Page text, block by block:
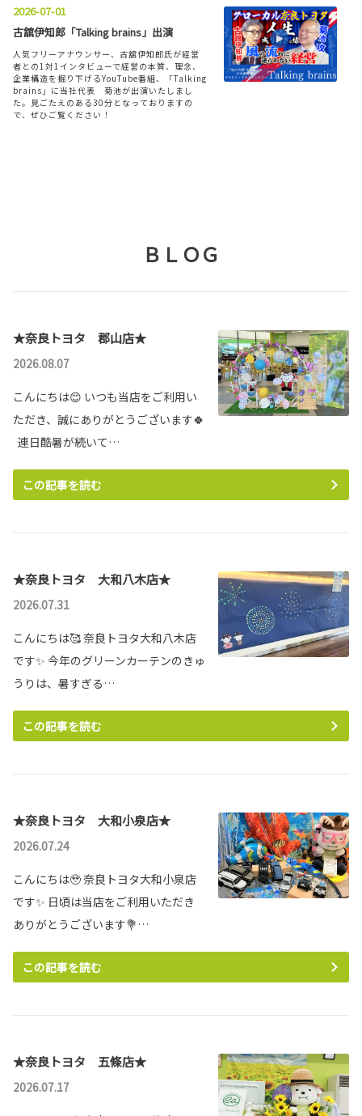
詳しくはこちら
2026-07-06
アクア一部改良、GR SPORTグレード追
加
カローラ クロスを一部改良、特別仕様車
プリウスを一部改良
米国生産のハイランダー発売
2026-06-18
ハイエースを一部改良
詳しくはこちら
2026-06-03
2026-06-03
2026-07-01
古舘伊知郎「Talking brains」出演
人気フリーアナウンサー、古舘伊知郎氏が経営
者との1対1インタビューで経営の本質、理念、
企業構造を掘り下げるYouTube番組、「Talking
brains」に当社代表 菊池が出演いたしまし
た。見ごたえのある30分となっておりますの
で、ぜひご覧ください！
経営者インタビュー情報サイト『社長名鑑』
に、当社代表 菊池のインタビュー記事を掲載い
2026-03-10
～」に2年連続、通算8回目の認定
奈良トヨタ株式会社は、3月9日、経済産業省と
日本健康会議が共同で実施する健康経営優良法
人2026において「大規模法人部門ホワイト50
新☆マスコットキャラクター誕生！
奈良トヨタのマスコットキャラクターに、新し
名前は『まほろばヒミカ』ちゃんです🎀
これから「まほろばトヨ太子」くんと一緒に奈
良トヨタを元気いっぱい盛り上げてくれます！
詳しくはこちら
ミュージアム」をご愛顧いただき、誠にありがと
計来館者数が1万人に到達いたしました！心より感謝申し上げます。
これからも皆さまに楽しんでいただけるミュージアムを目指してまいります。引
き続きよろしくお願いいたします。ご来館を心よりお待ちしております！
詳しくはこちら
2024-05-17
紙カタログからスマートカタログへ移行
2024年7月より、紙カタログからデジタル端末
また、2024年5月末をもちまして、弊社ホームページからのカタログ請求を終了
いたします。
ＢＬＯＧ
★奈良トヨタ 郡山店★
2026.08.07
こんにちは😊 いつも当店をご利用い
ただき、誠にありがとうございます🍀
連日酷暑が続いて…
この記事を読む
★奈良トヨタ 大和八木店★
2026.07.31
こんにちは🥰 奈良トヨタ大和八木店
です✨ 今年のグリーンカーテンのきゅ
うりは、暑すぎる…
この記事を読む
★奈良トヨタ 大和小泉店★
2026.07.24
こんにちは🥹 奈良トヨタ大和小泉店
です✨ 日頃は当店をご利用いただき
ありがとうございます💐…
この記事を読む
★奈良トヨタ 五條店★
2026.07.17